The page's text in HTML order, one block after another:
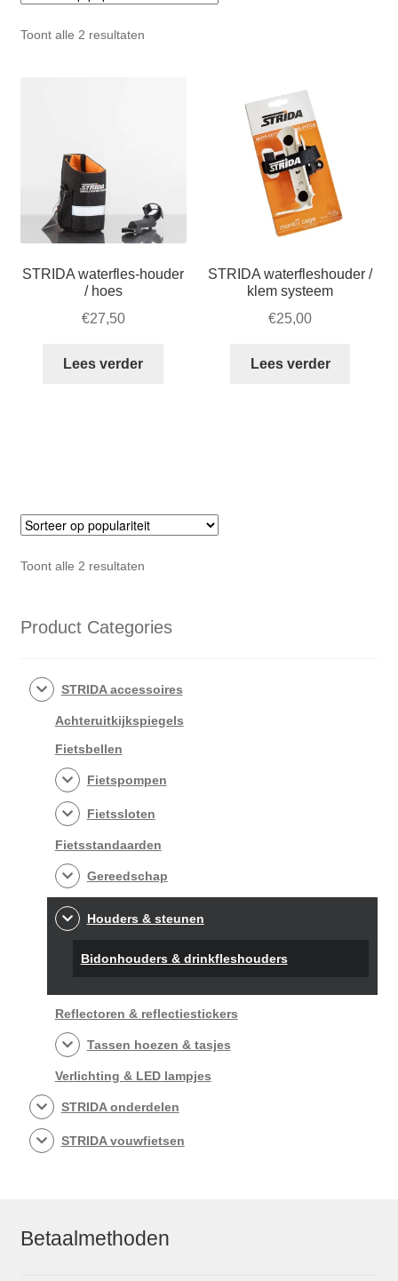
Toont alle 2 resultatenGesorteerd
STRIDA waterfles-houder
/ hoes
€27,50
Lees verder
STRIDA waterfleshouder /
klem systeem
€25,00
Lees verder
Toont alle 2 resultatenGesorteerd
Product Categories
STRIDA accessoires
Achteruitkijkspiegels
Fietsbellen
Fietspompen
Fietssloten
Fietsstandaarden
Gereedschap
Houders & steunen
Bidonhouders & drinkfleshouders
Reflectoren & reflectiestickers
Tassen hoezen & tasjes
Verlichting & LED lampjes
STRIDA onderdelen
STRIDA vouwfietsen
Betaalmethoden